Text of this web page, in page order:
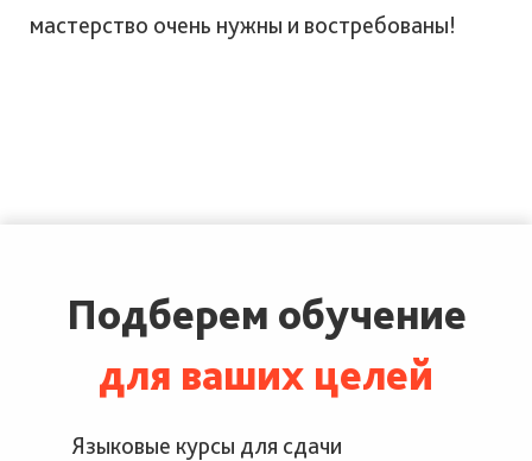
мастерство очень нужны и востребованы!
Подберем обучение
для ваших целей
Языковые курсы для сдачи